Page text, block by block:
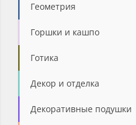
Геометрия
Горшки и кашпо
Готика
Декор и отделка
Декоративные подушки